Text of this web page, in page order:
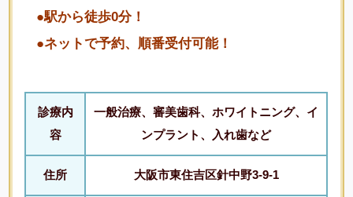
●駅から徒歩0分！
●ネットで予約、順番受付可能！
診療内
容
一般治療、審美歯科、ホワイトニング、イ
ンプラント、入れ歯など
住所 大阪市東住吉区針中野3-9-1